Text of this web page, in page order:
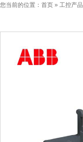
您当前的位置： 首页 » 工控产品